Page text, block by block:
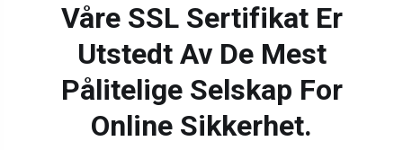
Våre SSL Sertifikat Er
Utstedt Av De Mest
Pålitelige Selskap For
Online Sikkerhet.